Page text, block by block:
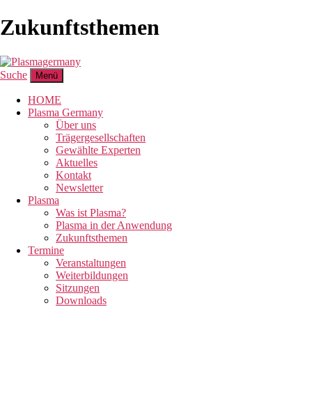
Zukunftsthemen
Suche Menü
HOME
Plasma Germany
Über uns
Trägergesellschaften
Gewählte Experten
Aktuelles
Kontakt
Newsletter
Plasma
Was ist Plasma?
Plasma in der Anwendung
Zukunftsthemen
Termine
Veranstaltungen
Weiterbildungen
Sitzungen
Downloads